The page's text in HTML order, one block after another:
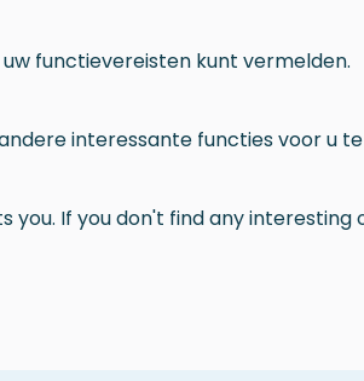
functievereisten kunt vermelden.
interessante functies voor u
If you don't find any interesting